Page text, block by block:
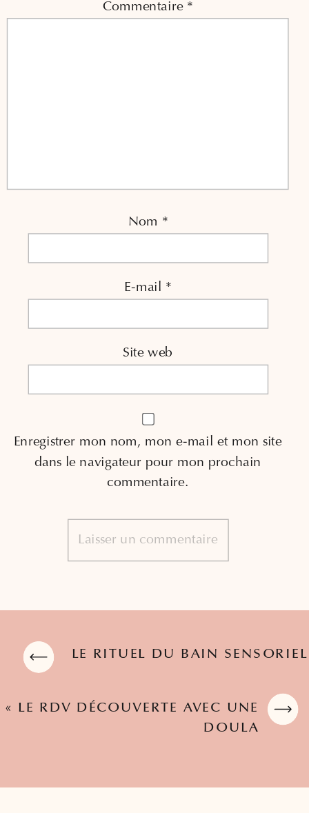
Commentaire *
Nom *
E-mail *
Site web
Enregistrer mon nom, mon e-mail et mon site
dans le navigateur pour mon prochain
commentaire.
LE RITUEL DU BAIN SENSORIEL
« LE RDV DÉCOUVERTE AVEC UNE
DOULA